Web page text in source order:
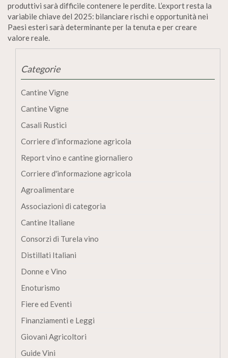
produttivi sarà difficile contenere le perdite. L’export resta la
variabile chiave del 2025: bilanciare rischi e opportunità nei
Paesi esteri sarà determinante per la tenuta e per creare
valore reale.
Categorie
Cantine Vigne
Cantine Vigne
Casali Rustici
Corriere d’informazione agricola
Report vino e cantine giornaliero
Corriere d'informazione agricola
Agroalimentare
Associazioni di categoria
Cantine Italiane
Consorzi di Turela vino
Distillati Italiani
Donne e Vino
Enoturismo
Fiere ed Eventi
Finanziamenti e Leggi
Giovani Agricoltori
Guide Vini